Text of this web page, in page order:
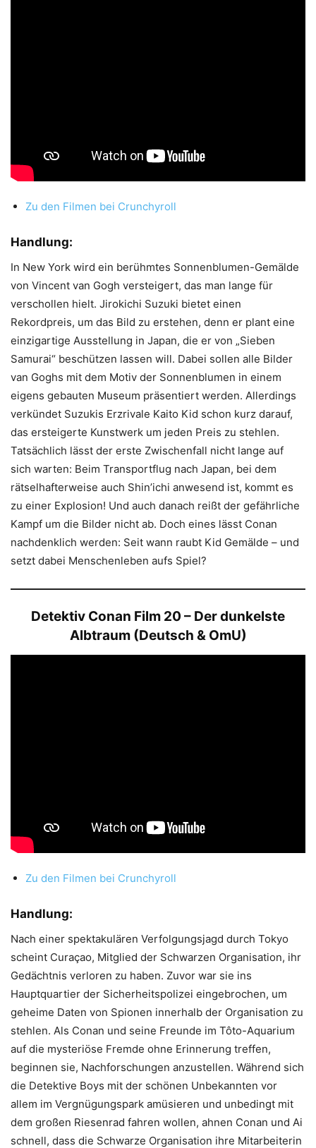
Zu den Filmen bei Crunchyroll
Handlung:
In New York wird ein berühmtes Sonnenblumen-Gemälde
von Vincent van Gogh versteigert, das man lange für
verschollen hielt. Jirokichi Suzuki bietet einen
Rekordpreis, um das Bild zu erstehen, denn er plant eine
einzigartige Ausstellung in Japan, die er von „Sieben
Samurai“ beschützen lassen will. Dabei sollen alle Bilder
van Goghs mit dem Motiv der Sonnenblumen in einem
eigens gebauten Museum präsentiert werden. Allerdings
verkündet Suzukis Erzrivale Kaito Kid schon kurz darauf,
das ersteigerte Kunstwerk um jeden Preis zu stehlen.
Tatsächlich lässt der erste Zwischenfall nicht lange auf
sich warten: Beim Transportflug nach Japan, bei dem
rätselhafterweise auch Shin’ichi anwesend ist, kommt es
zu einer Explosion! Und auch danach reißt der gefährliche
Kampf um die Bilder nicht ab. Doch eines lässt Conan
nachdenklich werden: Seit wann raubt Kid Gemälde – und
setzt dabei Menschenleben aufs Spiel?
Detektiv Conan Film 20 – Der dunkelste
Albtraum (Deutsch & OmU)
Zu den Filmen bei Crunchyroll
Handlung:
Nach einer spektakulären Verfolgungsjagd durch Tokyo
scheint Curaçao, Mitglied der Schwarzen Organisation, ihr
Gedächtnis verloren zu haben. Zuvor war sie ins
Hauptquartier der Sicherheitspolizei eingebrochen, um
geheime Daten von Spionen innerhalb der Organisation zu
stehlen. Als Conan und seine Freunde im Tôto-Aquarium
auf die mysteriöse Fremde ohne Erinnerung treffen,
beginnen sie, Nachforschungen anzustellen. Während sich
die Detektive Boys mit der schönen Unbekannten vor
allem im Vergnügungspark amüsieren und unbedingt mit
dem großen Riesenrad fahren wollen, ahnen Conan und Ai
schnell, dass die Schwarze Organisation ihre Mitarbeiterin